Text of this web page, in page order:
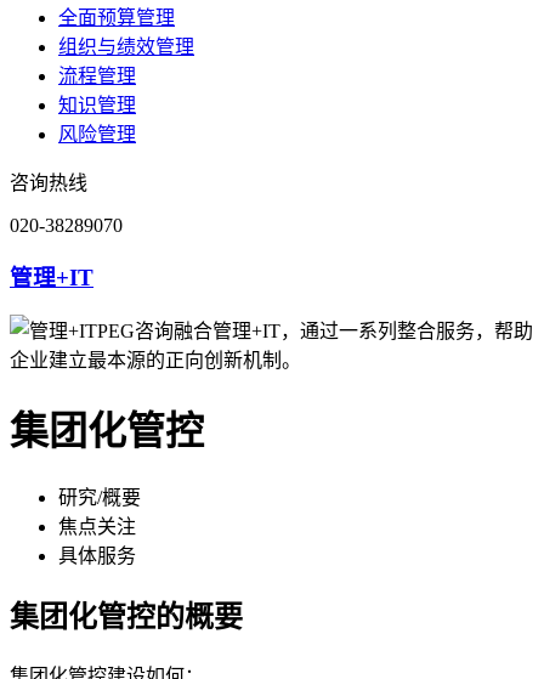
全面预算管理
组织与绩效管理
流程管理
知识管理
风险管理
咨询热线
020-38289070
管理+IT
PEG咨询融合管理+IT，通过一系列整合服务，帮助
企业建立最本源的正向创新机制。
集团化管控
研究/概要
焦点关注
具体服务
集团化管控的概要